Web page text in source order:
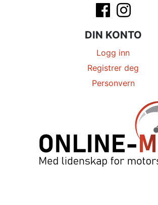
DIN KONTO
Logg inn
Registrer deg
Personvern